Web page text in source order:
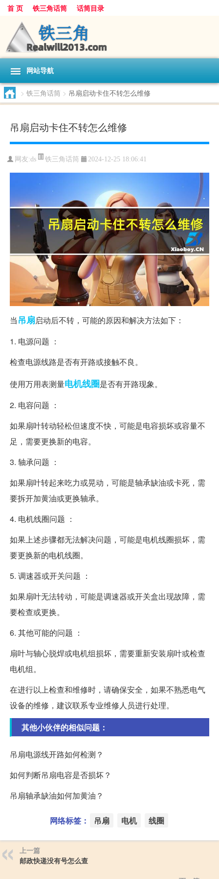
首 页 铁三角话筒 话筒目录
网站导航
> 铁三角话筒 > 吊扇启动卡住不转怎么维修
吊扇启动卡住不转怎么维修
网友:ds 铁三角话筒 2024-12-25 18:06:41
当吊扇启动后不转，可能的原因和解决方法如下：
1. 电源问题 ：
检查电源线路是否有开路或接触不良。
使用万用表测量电机线圈是否有开路现象。
2. 电容问题 ：
如果扇叶转动轻松但速度不快，可能是电容损坏或容量不
足，需要更换新的电容。
3. 轴承问题 ：
如果扇叶转起来吃力或晃动，可能是轴承缺油或卡死，需
要拆开加黄油或更换轴承。
4. 电机线圈问题 ：
如果上述步骤都无法解决问题，可能是电机线圈损坏，需
要更换新的电机线圈。
5. 调速器或开关问题 ：
如果扇叶无法转动，可能是调速器或开关盒出现故障，需
要检查或更换。
6. 其他可能的问题 ：
扇叶与轴心脱焊或电机组损坏，需要重新安装扇叶或检查
电机组。
在进行以上检查和维修时，请确保安全，如果不熟悉电气
设备的维修，建议联系专业维修人员进行处理。
其他小伙伴的相似问题：
吊扇电源线开路如何检测？
如何判断吊扇电容是否损坏？
吊扇轴承缺油如何加黄油？
网络标签： 吊扇 电机 线圈
上一篇
邮政快递没有号怎么查